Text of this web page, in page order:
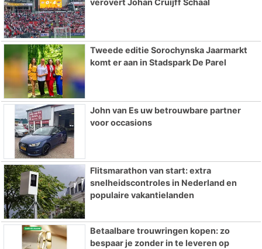
verovert Johan Cruijff Schaal
Tweede editie Sorochynska Jaarmarkt
komt er aan in Stadspark De Parel
John van Es uw betrouwbare partner
voor occasions
Flitsmarathon van start: extra
snelheidscontroles in Nederland en
populaire vakantielanden
Betaalbare trouwringen kopen: zo
bespaar je zonder in te leveren op